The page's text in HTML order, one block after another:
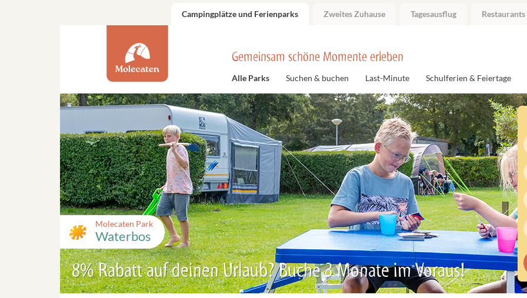
Campingplätze und Ferienparks Zweites Zuhause Tagesausflug
Gemeinsam schöne Momente erleben
Alle Parks Suchen & buchen Last-Minute Schulferien & Feiertage
Molecaten Park
Waterbos
8% Rabatt auf deinen Urlaub? Buche 3 Monate im Voraus!